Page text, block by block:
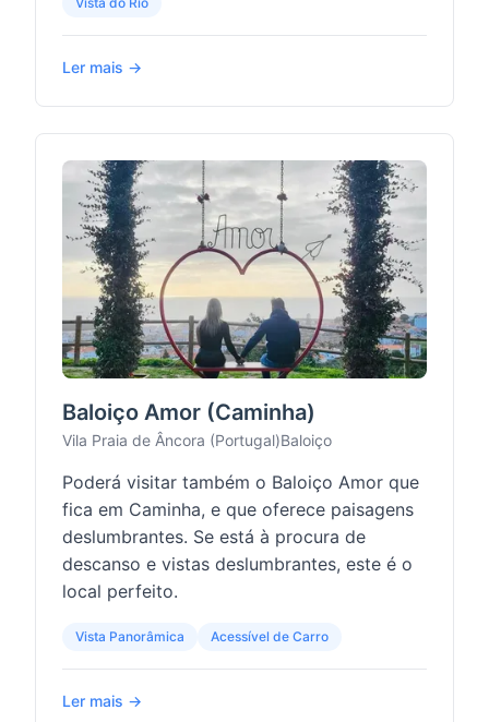
Ler mais →
Baloiço Amor (Caminha)
Vila Praia de Âncora (Portugal)Baloiço
Poderá visitar também o Baloiço Amor que
fica em Caminha, e que oferece paisagens
deslumbrantes. Se está à procura de
descanso e vistas deslumbrantes, este é o
local perfeito.
Vista Panorâmica Acessível de Carro
Ler mais →